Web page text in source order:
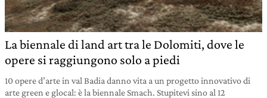
La biennale di land art tra le Dolomiti, dove le
opere si raggiungono solo a piedi
10 opere d’arte in val Badia danno vita a un progetto innovativo di
arte green e glocal: è la biennale Smach. Stupitevi sino al 12